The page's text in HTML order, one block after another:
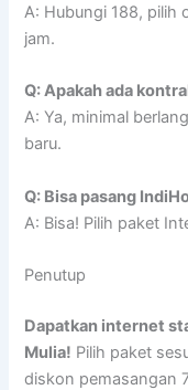
A: Hubungi 188, pilih
jam.
Q: Apakah ada
A: Ya, minimal
baru.
Q: Bisa pasang
A: Bisa! Pilih paket
Penutup
Dapatkan internet
Mulia! Pilih paket
diskon pemasangan